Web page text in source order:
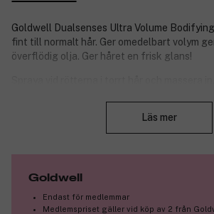
Goldwell Dualsenses Ultra Volume
fint till normalt hår. Ger omedelbart volym
överflödig olja. Ger håret en frisk glans!
3087046
Läs mer
Goldwell
Endast för medlemmar
Medlemspriset gäller vid köp av 2 från